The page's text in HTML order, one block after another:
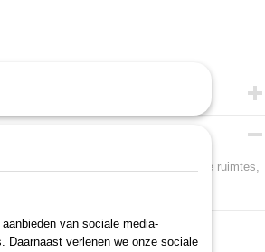
606-18
schroefverbindingen in zeer enge ruimtes,
van sociale media-
Daarnaast verlenen we onze sociale